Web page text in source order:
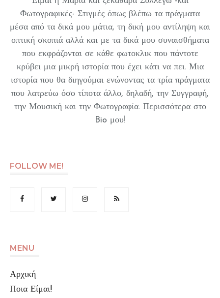
Φωτογραφικές- Στιγμές όπως βλέπω τα πράγματα
μέσα από τα δικά μου μάτια, τη δική μου αντίληψη και
οπτική σκοπιά αλλά και με τα δικά μου συναισθήματα
που εκφράζονται σε κάθε φωτοκλικ που πάντοτε
κρύβει μια μικρή ιστορία που έχει κάτι να πει. Μια
ιστορία που θα διηγούμαι ενώνοντας τα τρία πράγματα
που λατρεύω όσο τίποτα άλλο, δηλαδή, την Συγγραφή,
την Μουσική και την Φωτογραφία. Περισσότερα στο
Bio μου!
FOLLOW ME!
MENU
Αρχική
Ποια Είμαι!